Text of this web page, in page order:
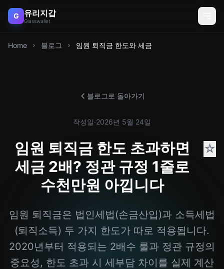
G 유리지갑
Glasswallet
Home 블로그 임원 퇴직금 한도와 세금
블로그로 돌아가기
작성일·2026년 5월 24일
임원 퇴직금 한도 초과하면
세금 2배? 정관 규정 1줄로
수천만원 아낍니다
☆
임원 퇴직금은 법인세법(손금산입)과 소득세법
(퇴직소득) 두 가지 한도가 따로 적용됩니다.
2020년부터 적용되는 2배수 룰과 정관 규정의
중요성, 한도 초과 시 세부담 차이를 실제 계산